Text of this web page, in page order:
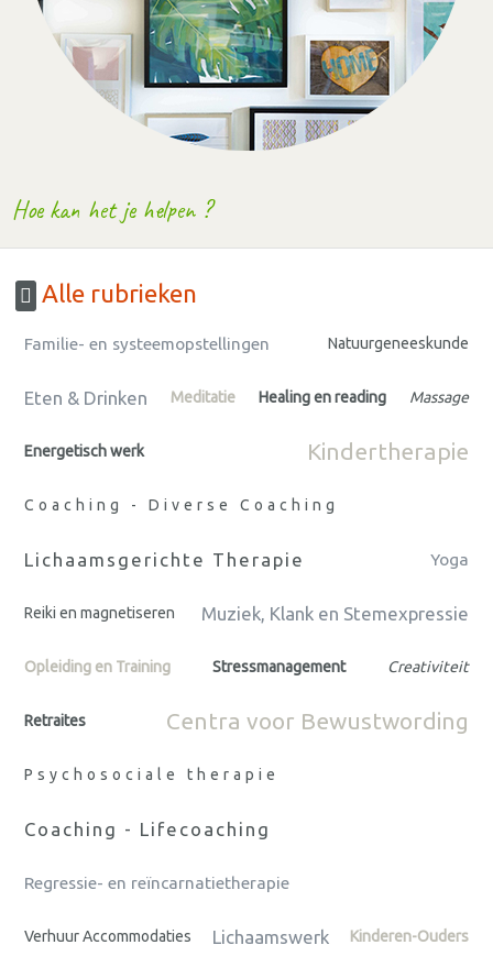
Hoe kan het je helpen ?
Alle rubrieken
Familie- en systeemopstellingen Natuurgeneeskunde
Eten & Drinken Meditatie Healing en reading Massage
Energetisch werk Kindertherapie
Coaching - Diverse Coaching
Lichaamsgerichte Therapie Yoga
Reiki en magnetiseren Muziek, Klank en Stemexpressie
Opleiding en Training Stressmanagement Creativiteit
Retraites Centra voor Bewustwording
Psychosociale therapie
Coaching - Lifecoaching
Regressie- en reïncarnatietherapie
Verhuur Accommodaties Lichaamswerk Kinderen-Ouders